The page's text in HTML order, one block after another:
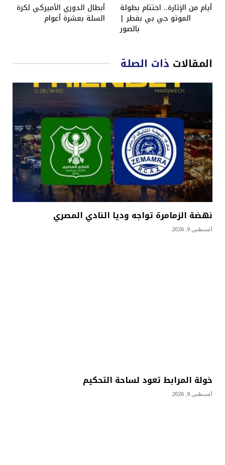
أيام من الإثارة.. اختتام بطولة
الموتو جي بي بقطر |
بالصور
أبطال الدوري الأميركي لكرة
السلة بعشرة أعوام
المقالات ذات الصلة
نهضة الزمامرة تواجه وديا النادي المصري
أغسطس 9, 2026
خولة المرابط تعود لساحة التحكيم
أغسطس 9, 2026